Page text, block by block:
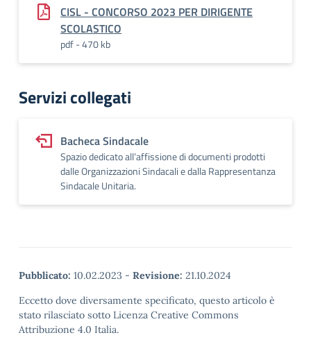
CISL - CONCORSO 2023 PER DIRIGENTE
SCOLASTICO
pdf - 470 kb
Servizi collegati
Bacheca Sindacale
Spazio dedicato all’affissione di documenti prodotti
dalle Organizzazioni Sindacali e dalla Rappresentanza
Sindacale Unitaria.
Pubblicato: 10.02.2023 - Revisione: 21.10.2024
Eccetto dove diversamente specificato, questo articolo è
stato rilasciato sotto Licenza Creative Commons
Attribuzione 4.0 Italia.